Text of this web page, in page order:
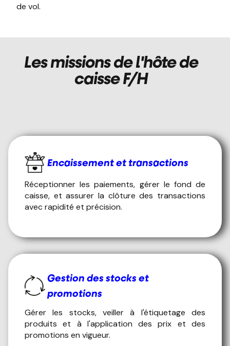
de vol.
Les missions de l'hôte de
caisse F/H
Encaissement et transactions
Réceptionner les paiements, gérer le fond de
caisse, et assurer la clôture des transactions
avec rapidité et précision.
Gestion des stocks et
promotions
Gérer les stocks, veiller à l'étiquetage des
produits et à l'application des prix et des
promotions en vigueur.